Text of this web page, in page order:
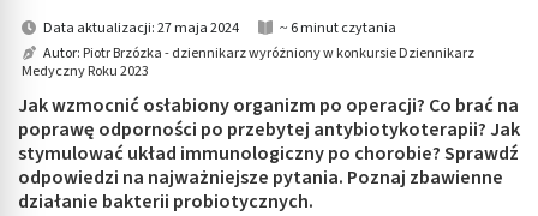
submenu: Kosmetyki
submenu: Higiena
submenu: Sprzęt medyczny
submenu: Intymne
Data aktualizacji: 27 maja 2024
~ 6 minut czytania
Autor: Piotr Brzózka - dziennikarz wyróżniony w konkursie Dziennikarz
Medyczny Roku 2023
Jak wzmocnić osłabiony organizm po operacji? Co brać na
poprawę odporności po przebytej antybiotykoterapii? Jak
stymulować układ immunologiczny po chorobie? Sprawdź
odpowiedzi na najważniejsze pytania. Poznaj zbawienne
działanie bakterii probiotycznych.